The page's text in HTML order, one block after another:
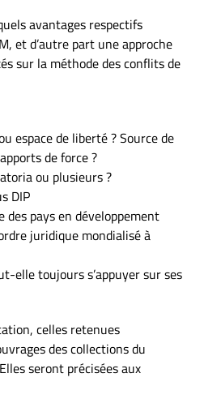
avantages respectifs
et d’autre part une approche
sur la méthode des conflits de
espace de liberté ? Source de
de force ?
ou plusieurs ?
DIP
des pays en développement
juridique mondialisé à
elle toujours s’appuyer sur ses
celles retenues
des collections du
seront précisées aux